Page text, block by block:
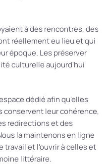
à des rencontres, des
réellement eu lieu et qui
époque. Les préserver
culturelle aujourd'hui
dédié afin qu'elles
leur cohérence,
redirections et des
la maintenons en ligne
travail et l'ouvrir à celles et
littéraire.